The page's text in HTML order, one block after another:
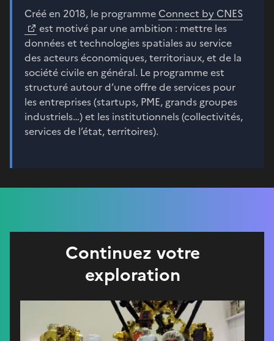
Créé en 2018, le programme Connect by CNES
est motivé par une ambition : mettre les
données et technologies spatiales au service
des acteurs économiques, territoriaux, et de la
société civile en général. Le programme est
structuré autour d’une offre de services pour
les entreprises (startups, PME, grands groupes
industriels…) et les institutionnels (collectivités,
services de l’état, territoires).
Continuez votre
exploration